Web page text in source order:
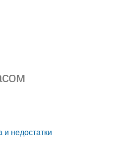
недостатки